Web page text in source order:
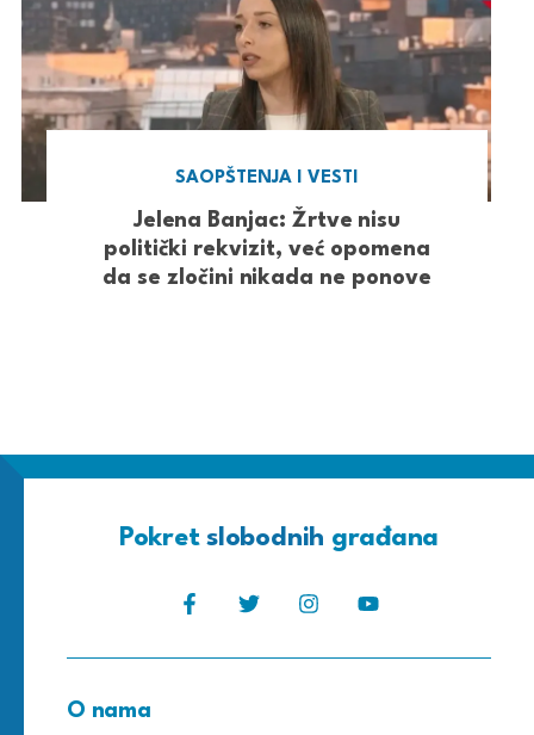
SAOPŠTENJA I VESTI
Jelena Banjac: Žrtve nisu
politički rekvizit, već opomena
da se zločini nikada ne ponove
Pokretslobodnih građana
O nama